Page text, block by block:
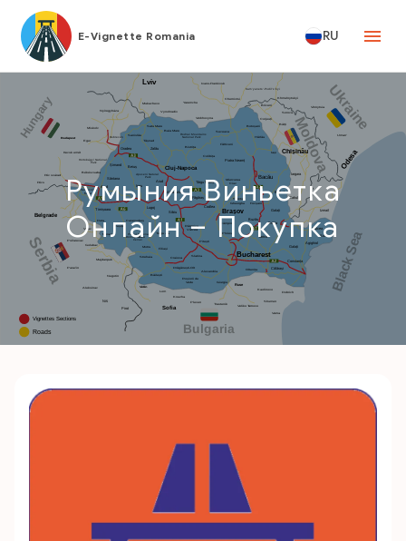
E-Vignette Romania RU
Румыния Виньетка
Онлайн – Покупка